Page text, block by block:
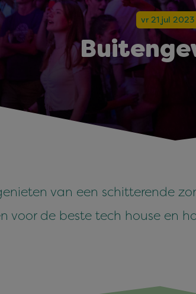
vr 21 jul 2023
van een schitterende
voor de beste tech house en